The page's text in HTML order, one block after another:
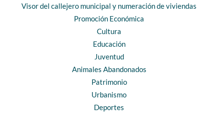
Visor del callejero municipal y numeración de viviendas
Promoción Económica
Cultura
Educación
Juventud
Animales Abandonados
Patrimonio
Urbanismo
Deportes